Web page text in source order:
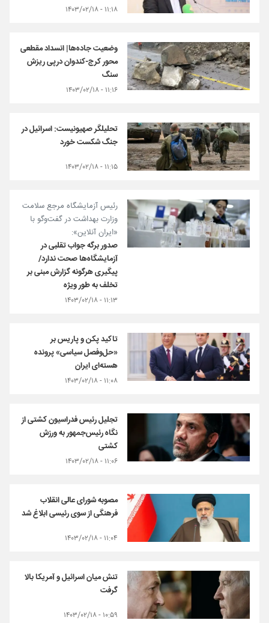
۱۱:۱۸ - ۱۴۰۳/۰۲/۱۸
وضعیت جاده‌ها| انسداد مقطعی
محور کرج-کندوان درپی ریزش
سنگ
۱۱:۱۶ - ۱۴۰۳/۰۲/۱۸
تحلیلگر صهیونیست: اسرائیل در
جنگ شکست خورد
۱۱:۱۵ - ۱۴۰۳/۰۲/۱۸
رئیس آزمایشگاه مرجع سلامت
وزارت بهداشت در گفت‌وگو با
«ایران آنلاین»:
صدور برگه‌ جواب تقلبی در
آزمایشگاه‌ها صحت ندارد/
پیگیری هرگونه گزارش مبنی بر
تخلف به طور ویژه
۱۱:۱۳ - ۱۴۰۳/۰۲/۱۸
تاکید پکن و پاریس بر
«حل‌وفصل سیاسی» پرونده
هسته‌ای ایران
۱۱:۰۸ - ۱۴۰۳/۰۲/۱۸
تجلیل رئیس فدراسیون کشتی از
نگاه رئیس‌جمهور به ورزش
کشتی
۱۱:۰۶ - ۱۴۰۳/۰۲/۱۸
مصوبه شورای عالی انقلاب
فرهنگی از سوی رئیسی ابلاغ شد
۱۱:۰۴ - ۱۴۰۳/۰۲/۱۸
تنش میان اسرائیل و آمریکا بالا
گرفت
۱۰:۵۹ - ۱۴۰۳/۰۲/۱۸